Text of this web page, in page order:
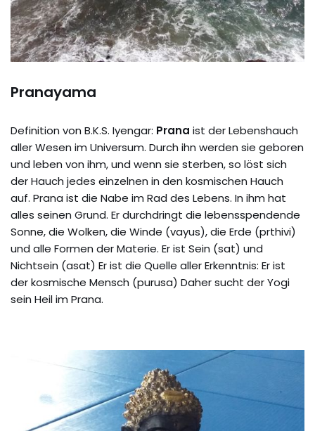
Pranayama
Definition von B.K.S. Iyengar: Prana ist der Lebenshauch
aller Wesen im Universum. Durch ihn werden sie geboren
und leben von ihm, und wenn sie sterben, so löst sich
der Hauch jedes einzelnen in den kosmischen Hauch
auf. Prana ist die Nabe im Rad des Lebens. In ihm hat
alles seinen Grund. Er durchdringt die lebensspendende
Sonne, die Wolken, die Winde (vayus), die Erde (prthivi)
und alle Formen der Materie. Er ist Sein (sat) und
Nichtsein (asat) Er ist die Quelle aller Erkenntnis: Er ist
der kosmische Mensch (purusa) Daher sucht der Yogi
sein Heil im Prana.